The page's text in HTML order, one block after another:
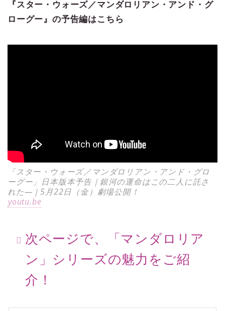
『スター・ウォーズ／マンダロリアン・アンド・グ
ローグー』の予告編はこちら
「スター・ウォーズ／マンダロリアン・アンド・グロ
ーグー」日本版本予告｜銀河の運命はこの二人に託さ
れた―｜5月22日（金）劇場公開！
youtu.be
次ページで、「マンダロリア
ン」シリーズの魅力をご紹
介！